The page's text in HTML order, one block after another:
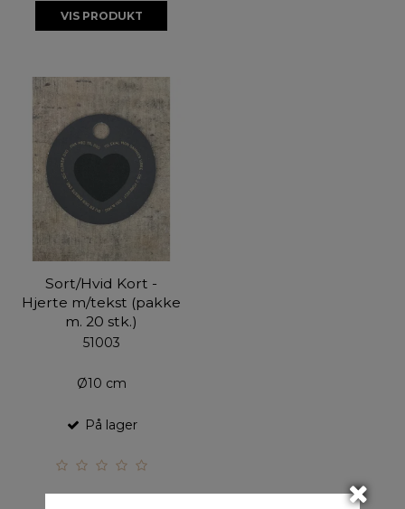
VIS PRODUKT
Sort/Hvid Kort -
Hjerte m/tekst (pakke
m. 20 stk.)
51003
Ø10 cm
På lager